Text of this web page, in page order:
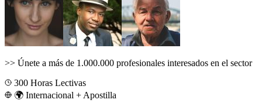
>> Únete a más de 1.000.000 profesionales interesados en el sector
300 Horas Lectivas
🌍 Internacional + Apostilla